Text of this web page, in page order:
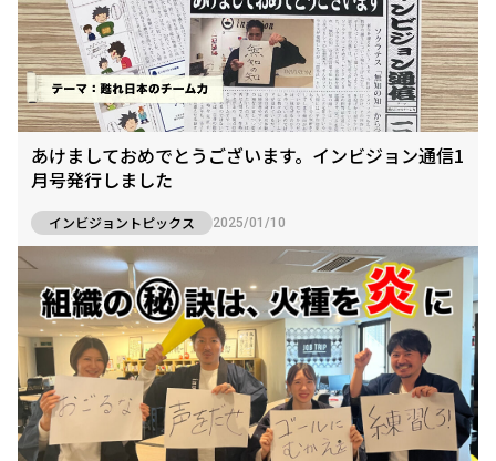
あけましておめでとうございます。インビジョン通信1
月号発行しました
インビジョントピックス 2025/01/10